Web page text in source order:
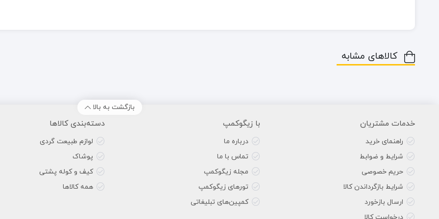
کالاهای مشابه
بازگشت به بالا
خدمات مشتریان
راهنمای خرید
شرایط و ضوابط
حریم خصوصی
شرایط بازگرداندن کالا
ارسال بازخورد
درخواست کالا
با زیگوکمپ
درباره ما
تماس با ما
مجله زیگوکمپ
تورهای زیگوکمپ
کمپین‌های تبلیغاتی
دسته‌بندی کالاها
لوازم طبیعت گردی
پوشاک
کیف و کوله پشتی
همه کالاها